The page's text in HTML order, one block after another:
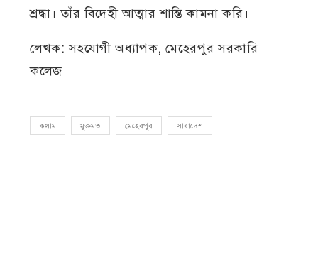
শ্রদ্ধা। তাঁর বিদেহী আত্মার শান্তি কামনা করি।
লেখক: সহযোগী অধ্যাপক, মেহেরপুর সরকারি
কলেজ
কলাম মুক্তমত মেহেরপুর সারাদেশ